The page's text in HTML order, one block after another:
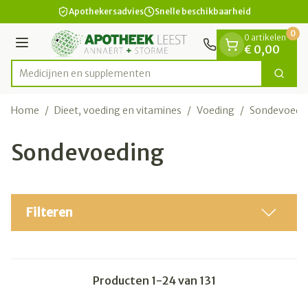
Ga naar de inhoudApothekersadvies Snelle beschikbaarheid
Menu
Product, merk, categorie...
Medic Zoek
0 artikelen
€ 0,00
0
Home / Dieet, voeding en vitamines / Voeding /
Sondevoeding
Filteren
Producten 1-24van 131